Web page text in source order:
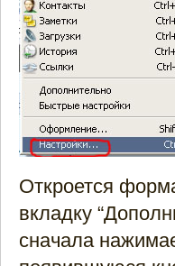
Откроется
вкладку
сначала